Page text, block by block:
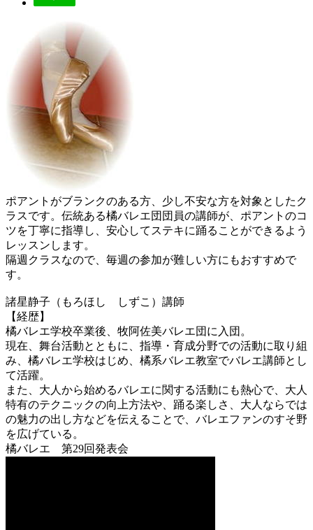
ポアントがブランクのある方、少し不安な方を対象としたク
ラスです。伝統ある橘バレエ団団員の講師が、ポアントのコ
ツを丁寧に指導し、安心してステキに踊ることができるよう
レッスンします。
隔週クラスなので、毎週の参加が難しい方にもおすすめで
す。
諸星静子（もろほし しずこ）講師
【経歴】
橘バレエ学校卒業後、牧阿佐美バレエ団に入団。
現在、舞台活動とともに、指導・育成分野での活動に取り組
み、橘バレエ学校はじめ、橘系バレエ教室でバレエ講師とし
て活躍。
また、大人から始めるバレエに関する活動にも熱心で、大人
特有のテクニックの向上方法や、踊る楽しさ、大人ならでは
の魅力の出し方などを伝えることで、バレエファンのすそ野
を広げている。
橘バレエ 第29回発表会